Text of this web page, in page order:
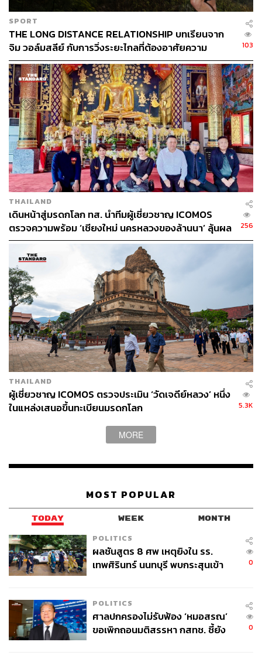
SPORT
THE LONG DISTANCE RELATIONSHIP บทเรียนจาก
จิม วอล์มสลีย์ กับการวิ่งระยะไกลที่ต้องอาศัยความ
สัมพันธ์ที่ดี
103
THAILAND
เดินหน้าสู่มรดกโลก ทส. นำทีมผู้เชี่ยวชาญ ICOMOS
ตรวจความพร้อม ‘เชียงใหม่ นครหลวงของล้านนา’ ลุ้นผล
พิจารณาปีหน้า
256
THAILAND
ผู้เชี่ยวชาญ ICOMOS ตรวจประเมิน ‘วัดเจดีย์หลวง’ หนึ่ง
ในแหล่งเสนอขึ้นทะเบียนมรดกโลก
5.3K
MORE
MOST POPULAR
TODAY WEEK MONTH
POLITICS
ผลชันสูตร 8 ศพ เหตุยิงใน รร.
เทพศิรินทร์ นนทบุรี พบกระสุนเข้า
0
POLITICS
ศาลปกครองไม่รับฟ้อง ‘หมอสรณ’
ขอเพิกถอนมติสรรหา กสทช. ชี้ยัง
0